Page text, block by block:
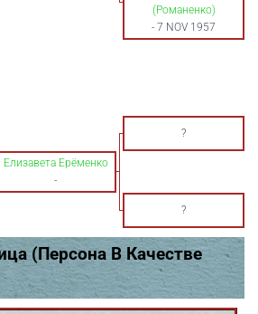
(Романенко)
- 7 NOV 1957
?
Елизавета Ерёменко
-
?
(Персона В Качестве